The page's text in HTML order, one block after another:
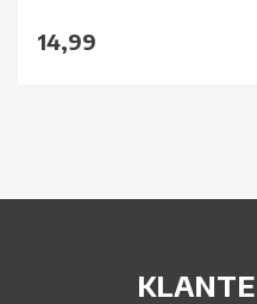
14,99